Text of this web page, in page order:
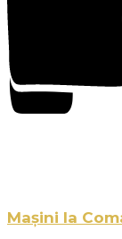
Mașini la